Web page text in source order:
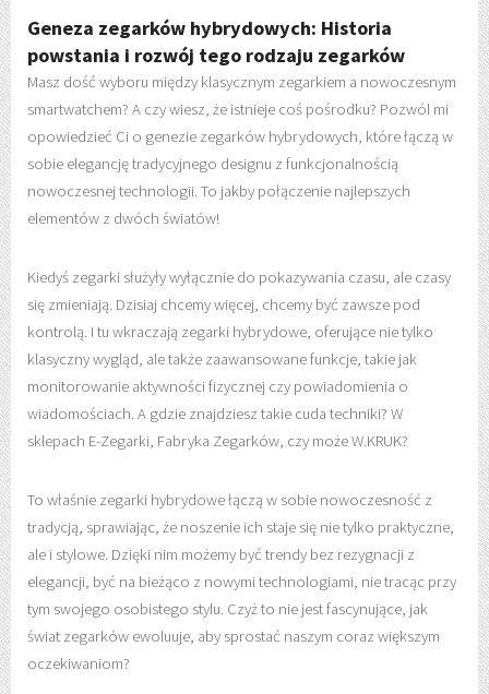
Geneza zegarków hybrydowych: Historia
powstania i rozwój tego rodzaju zegarków
Masz dość wyboru między klasycznym zegarkiem a nowoczesnym
smartwatchem? A czy wiesz, że istnieje coś pośrodku? Pozwól mi
opowiedzieć Ci o genezie zegarków hybrydowych, które łączą w
sobie elegancję tradycyjnego designu z funkcjonalnością
nowoczesnej technologii. To jakby połączenie najlepszych
elementów z dwóch światów!
Kiedyś zegarki służyły wyłącznie do pokazywania czasu, ale czasy
się zmieniają. Dzisiaj chcemy więcej, chcemy być zawsze pod
kontrolą. I tu wkraczają zegarki hybrydowe, oferujące nie tylko
klasyczny wygląd, ale także zaawansowane funkcje, takie jak
monitorowanie aktywności fizycznej czy powiadomienia o
wiadomościach. A gdzie znajdziesz takie cuda techniki? W
sklepach E-Zegarki, Fabryka Zegarków, czy może W.KRUK?
To właśnie zegarki hybrydowe łączą w sobie nowoczesność z
tradycją, sprawiając, że noszenie ich staje się nie tylko praktyczne,
ale i stylowe. Dzięki nim możemy być trendy bez rezygnacji z
elegancji, być na bieżąco z nowymi technologiami, nie tracąc przy
tym swojego osobistego stylu. Czyż to nie jest fascynujące, jak
świat zegarków ewoluuje, aby sprostać naszym coraz większym
oczekiwaniom?